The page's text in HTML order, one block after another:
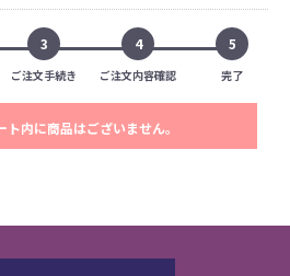
3
ご注文手続き
4
ご注文内容確認
5
完了
ト内に商品はございません。